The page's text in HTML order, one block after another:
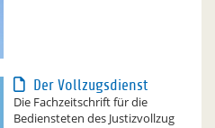
Der Vollzugsdienst
Die Fachzeitschrift für die
Bediensteten des Justizvollzug